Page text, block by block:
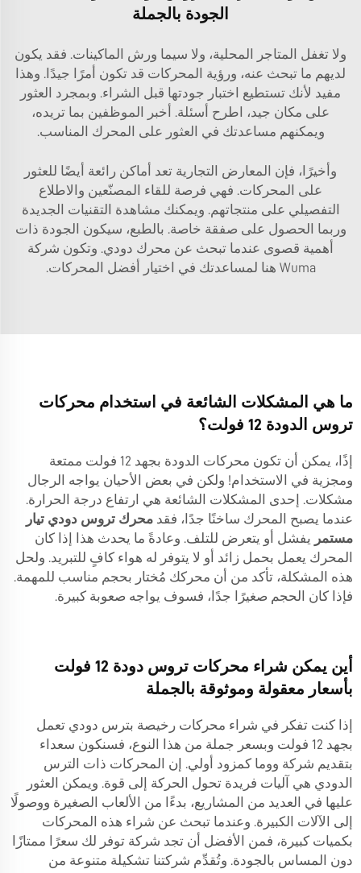
الجودة بالجملة
ولا تغفل المتاجر المحلية، ولا سيما ورش الماكينات. فقد يكون
لديهم ما تبحث عنه، ورؤية المحركات قد تكون أمرًا جيدًا. وهذا
مفيد لأنك تستطيع اختبار جودتها قبل الشراء. وبمجرد العثور
على مكان جيد، اطرح أسئلة. أخبر الموظفين بما تريده،
ويمكنهم مساعدتك في العثور على المحرك المناسب.
وأخيرًا، فإن المعارض التجارية تعد أماكن رائعة أيضًا للعثور
على المحركات. فهي فرصة للقاء المصنّعين والاطلاع
التفصيلي على منتجاتهم. ويمكنك مشاهدة التقنيات الجديدة
وربما الحصول على صفقة خاصة. بالطبع، سيكون الجودة ذات
أهمية قصوى عندما تبحث عن محرك دودي. وتكون شركة
Wuma هنا لمساعدتك في اختيار أفضل المحركات.
ما هي المشكلات الشائعة في استخدام محركات
تروس الدودة 12 فولت؟
إذًا، يمكن أن تكون محركات الدودة بجهد 12 فولت ممتعة
ومجزية في الاستخدام! ولكن في بعض الأحيان يواجه الرجال
مشكلات. إحدى المشكلات الشائعة هي ارتفاع درجة الحرارة.
عندما يصبح المحرك ساخنًا جدًا، فقد محرك تروس دودي تيار
مستمر يفشل أو يتعرض للتلف. وعادةً ما يحدث هذا إذا كان
المحرك يعمل بحمل زائد أو لا يتوفر له هواء كافٍ للتبريد. ولحل
هذه المشكلة، تأكد من أن محركك مُختار بحجم مناسب للمهمة.
فإذا كان الحجم صغيرًا جدًا، فسوف يواجه صعوبة كبيرة.
أين يمكن شراء محركات تروس دودة 12 فولت
بأسعار معقولة وموثوقة بالجملة
إذا كنت تفكر في شراء محركات رخيصة بترس دودي تعمل
بجهد 12 فولت وبسعر جملة من هذا النوع، فسنكون سعداء
بتقديم شركة ووما كمزود أولي. إن المحركات ذات الترس
الدودي هي آليات فريدة تحول الحركة إلى قوة. ويمكن العثور
عليها في العديد من المشاريع، بدءًا من الألعاب الصغيرة ووصولًا
إلى الآلات الكبيرة. وعندما تبحث عن شراء هذه المحركات
بكميات كبيرة، فمن الأفضل أن تجد شركة توفر لك سعرًا ممتازًا
دون المساس بالجودة. وتُقدِّم شركتنا تشكيلة متنوعة من